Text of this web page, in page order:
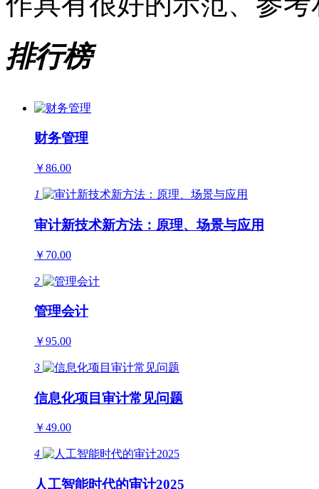
排行榜
财务管理
￥86.00
1
审计新技术新方法：原理、场景与应用
￥70.00
2
管理会计
￥95.00
3
信息化项目审计常见问题
￥49.00
4
人工智能时代的审计2025